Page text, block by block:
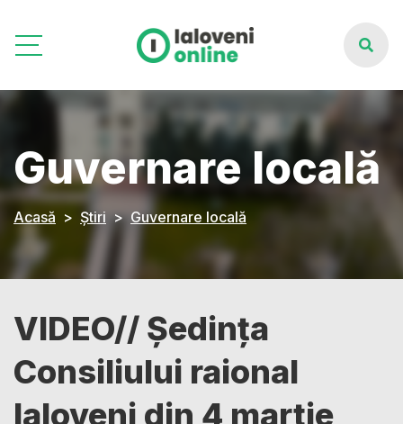
Guvernare locală
Acasă Știri Guvernare locală
VIDEO// Ședința
Consiliului raional
Ialoveni din 4 martie